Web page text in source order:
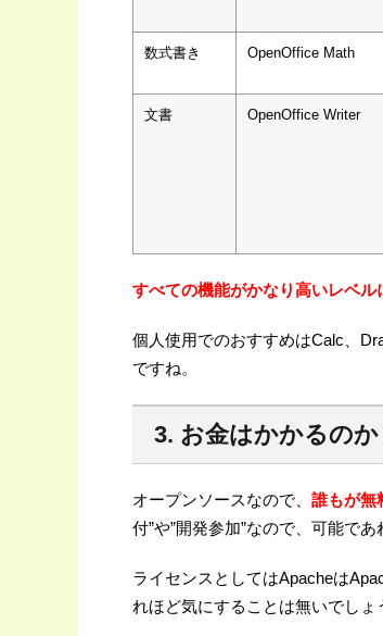
数式書き OpenOffice Math
文書 OpenOffice Writer
すべての機能がかなり高いレベル
個人使用でのおすすめはCalc、
ですね。
3. お金はかかるのか
オープンソースなので、 誰もが無
付”や”開発参加”なので、可能であ
ライセンスとしてはApacheは
れほど気にすることは無いでしょ